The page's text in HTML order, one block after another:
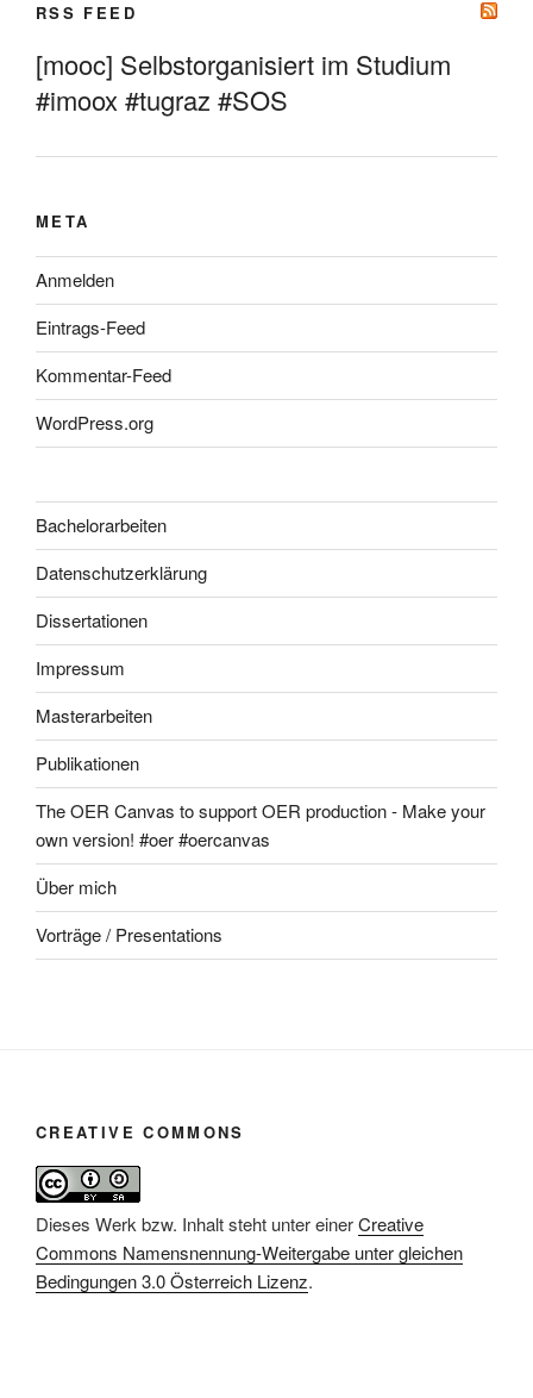
RSS FEED
[mooc] Selbstorganisiert im Studium
#imoox #tugraz #SOS
META
Anmelden
Eintrags-Feed
Kommentar-Feed
WordPress.org
Bachelorarbeiten
Datenschutzerklärung
Dissertationen
Impressum
Masterarbeiten
Publikationen
The OER Canvas to support OER production - Make your
own version! #oer #oercanvas
Über mich
Vorträge / Presentations
CREATIVE COMMONS
Dieses Werk bzw. Inhalt steht unter einerCreative
Commons Namensnennung-Weitergabe unter gleichen
Bedingungen 3.0 Österreich Lizenz.